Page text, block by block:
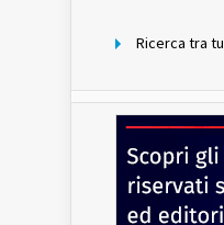
Ricerca tra